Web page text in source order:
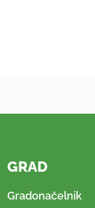
GRAD
Gradonačelnik